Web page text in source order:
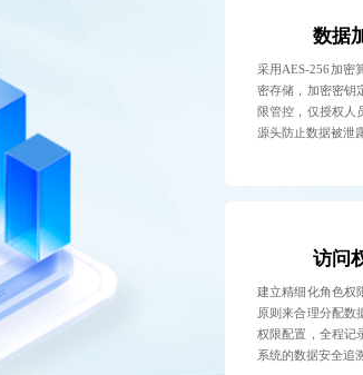
数据
采用AES-256加密
密存储，加密密钥
限管控，仅授权人
源头防止数据被泄露
访问
建立精细化角色权
原则来合理分配数
权限配置，全程记
系统的数据安全追